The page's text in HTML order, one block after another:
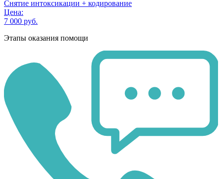
Снятие интоксикации + кодирование
Цена:
7 000 руб.
Этапы оказания помощи